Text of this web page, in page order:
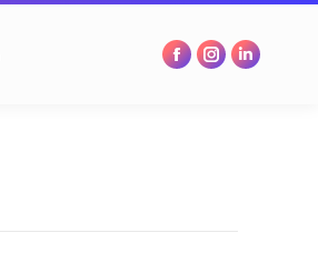
Facebook
Instagram
Linkedin
in
in
in